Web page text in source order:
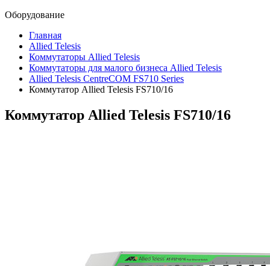
Оборудование
Главная
Allied Telesis
Коммутаторы Allied Telesis
Коммутаторы для малого бизнеса Allied Telesis
Allied Telesis CentreCOM FS710 Series
Коммутатор Allied Telesis FS710/16
Коммутатор Allied Telesis FS710/16